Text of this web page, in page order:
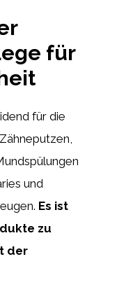
für
für die
und
Es ist
zu
der